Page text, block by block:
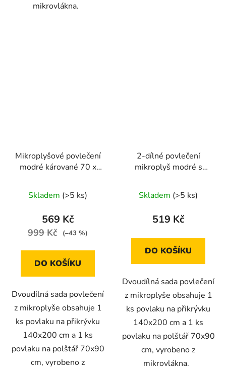
mikrovlákna.
Mikroplyšové povlečení
modré kárované 70 x
Skladem (>5 ks)
569 Kč
999 Kč (–43 %)
DO KOŠÍKU
Dvoudílná sada povlečení
z mikroplyše obsahuje 1
ks povlaku na přikrývku
140x200 cm a 1 ks
povlaku na polštář 70x90
cm, vyrobeno z
2-dílné povlečení
mikroplyš modré s
140x200
Skladem (>5 ks)
519 Kč
DO KOŠÍKU
Dvoudílná sada povlečení
z mikroplyše obsahuje 1
ks povlaku na přikrývku
140x200 cm a 1 ks
povlaku na polštář 70x90
cm, vyrobeno z
mikrovlákna.